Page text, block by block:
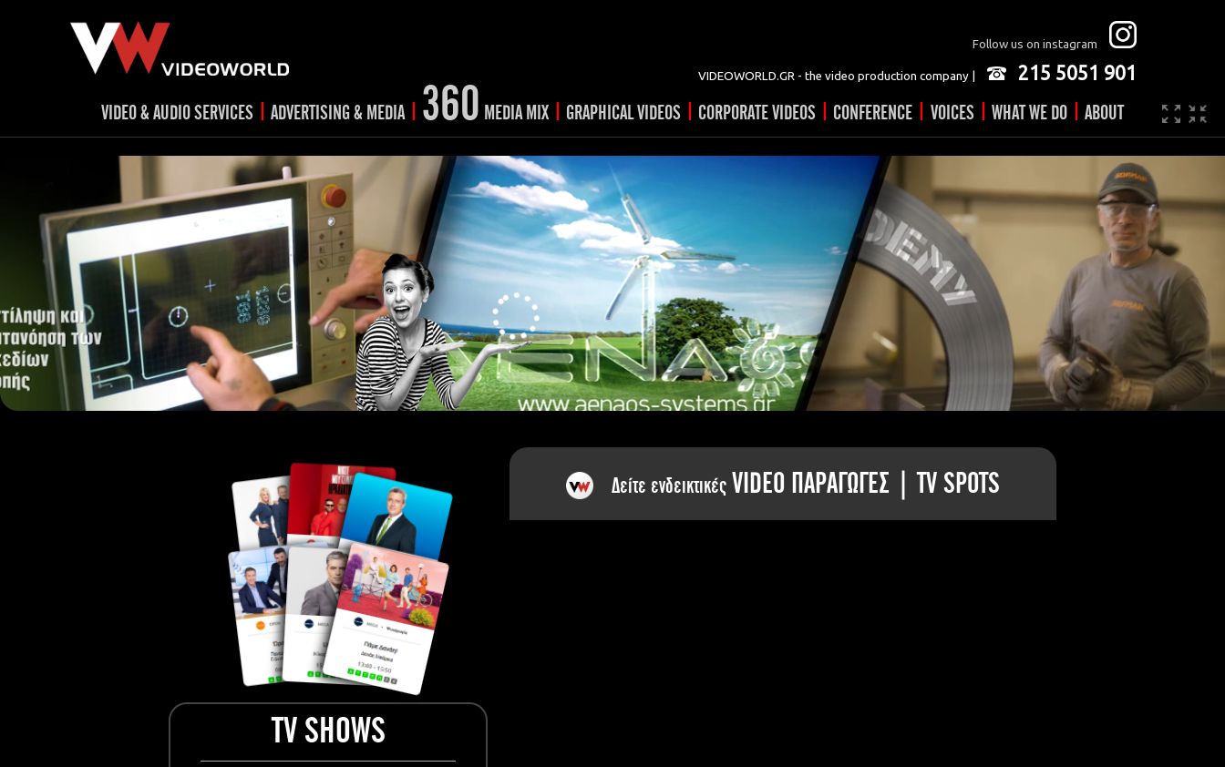
Follow us on instagram
VIDEOWORLD.GR - the video production company | 215 5051 901
VIDEO & AUDIO SERVICES
TV spots
RADIO spots
Post production
Corporate videos
Trailer & Σήματα εκπομπών
Cultural videos
video applications for museums,
archeological sites & exhibitions
Product presentations
Documentary
Events & Conference
Dissemination material
Medical & Pharmaceutical
VIDEO Projections
Kids content
| ADVERTISING & MEDIA
RADIOadvertising
TVadvertising
Social Media video shorts
Creative Prints
Outdoor advertising
Media planning & mix
Visual material
European Media
| 360 MEDIA MIX | GRAPHICAL VIDEOS | CORPORATE VIDEOS | CONFERENCE | VOICES | WHAT WE DO | ABOUT
Company
JOBS
Video made easy
Contact
TV SHOWS
Δείτε ενδεικτικές VIDEO ΠΑΡΑΓΩΓΕΣ | TV SPOTS